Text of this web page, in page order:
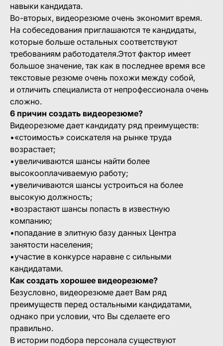
навыки кандидата.
Во-вторых, видеорезюме очень экономит время.
На собеседования приглашаются те кандидаты,
которые больше остальных соответствуют
требованиям работодателя.Этот фактор имеет
большое значение, так как в последнее время все
текстовые резюме очень похожи между собой,
и отличить специалиста от непрофессионала очень
сложно.
6 причин создать видеорезюме?
Видеорезюме дает кандидату ряд преимуществ:
•«стоимость» соискателя на рынке труда
возрастает;
•увеличиваются шансы найти более
высокооплачиваемую работу;
•увеличиваются шансы устроиться на более
высокую должность;
•возрастают шансы попасть в известную
компанию;
•попадание в элитную базу данных Центра
занятости населения;
•участие в конкурсе наравне с сильными
кандидатами.
Как создать хорошее видеорезюме?
Безусловно, видеорезюме дает Вам ряд
преимуществ перед остальными кандидатами,
однако при условии, что Вы сделаете его
правильно.
В истории подбора персонала существуют